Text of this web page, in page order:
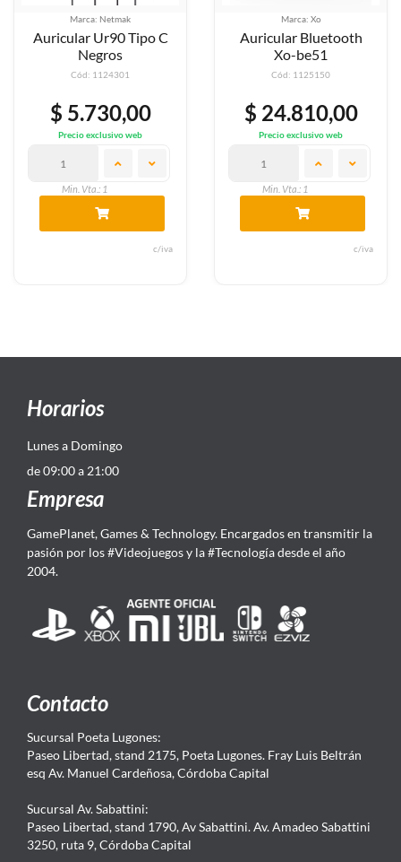
Marca: Netmak
Auricular Ur90 Tipo C
Negros
Cód: 1124301
$ 5.730,00
Precio exclusivo web
Min. Vta.: 1
c/iva
Marca: Xo
Auricular Bluetooth
Xo-be51
Cód: 1125150
$ 24.810,00
Precio exclusivo web
Min. Vta.: 1
c/iva
Horarios
Lunes a Domingo
de 09:00 a 21:00
Empresa
GamePlanet, Games & Technology. Encargados en transmitir la
pasión por los #Videojuegos y la #Tecnología desde el año
2004.
Contacto
Sucursal Poeta Lugones:
Paseo Libertad, stand 2175, Poeta Lugones. Fray Luis Beltrán
esq Av. Manuel Cardeñosa, Córdoba Capital
Sucursal Av. Sabattini:
Paseo Libertad, stand 1790, Av Sabattini. Av. Amadeo Sabattini
3250, ruta 9, Córdoba Capital